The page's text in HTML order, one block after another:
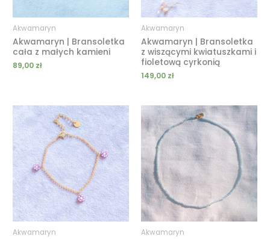
Akwamaryn
Akwamaryn | Bransoletka
cała z małych kamieni
89,00 zł
Akwamaryn
Akwamaryn | Bransoletka
z wiszącymi kwiatuszkami i
fioletową cyrkonią
149,00 zł
Akwamaryn Akwamaryn
Zakres
cen:
od
119,00 zł
189,00 zł